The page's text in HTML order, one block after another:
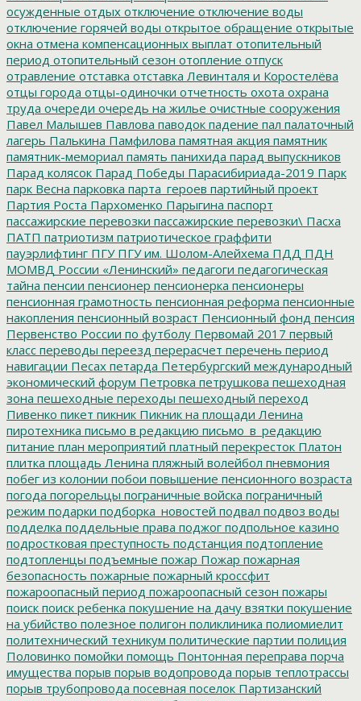
осужденные отдых отключение отключение воды
отключение горячей воды открытое обращение открытые
окна отмена компенсационных выплат отопительный
период отопительный сезон отопление отпуск
отравление отставка отставка Левинталя и Коростелёва
отцы города отцы-одиночки отчетность охота охрана
труда очереди очередь на жилье очистные сооружения
Павел Малышев Павлова паводок падение пал палаточный
лагерь Палькина Памфилова памятная акция памятник
памятник-мемориал память панихида парад выпускников
Парад колясок Парад Победы Парасибириада-2019 Парк
парк Весна парковка парта_героев партийный проект
Партия Роста Пархоменко Парыгина паспорт
пассажирские перевозки пассажирские перевозки\ Пасха
ПАТП патриотизм патриотическое граффити
пауэрлифтинг ПГУПГУ им. Шолом-Алейхема ПДД ПДН
МОМВД России «Ленинский» педагоги педагогическая
тайна пенсии пенсионер пенсионерка пенсионеры
пенсионная грамотность пенсионная реформа пенсионные
накопления пенсионный возраст Пенсионный фонд пенсия
Первенство России по футболу Первомай 2017 первый
класс переводы переезд перерасчет перечень период
навигации Песах петарда Петербургский международный
экономический форум Петровка петрушкова пешеходная
зона пешеходные переходы пешеходный переход
Пивенко пикет пикник Пикник на площади Ленина
пиротехника письмо в редакцию письмо_в_редакцию
питание план мероприятий платный перекресток Платон
плитка площадь Ленина пляжный волейбол пневмония
побег из колонии побои повышение пенсионного возраста
погода погорельцы пограничные войска пограничный
режим подарки подборка_новостей подвал подвоз воды
подделка поддельные права поджог подпольное казино
подростковая преступность подстанция подтопление
подтопленцы подъемные пожар Пожар пожарная
безопасность пожарные пожарный кроссфит
пожароопасный период пожароопасный сезон пожары
поиск поиск ребенка покушение на дачу взятки покушение
на убийство полезное полигон поликлиника полиомиелит
политехнический техникум политические партии полиция
Половинко помойки помощь Понтонная переправа порча
имущества порыв порыв водопровода порыв теплотрассы
порыв трубопровода посевная поселок Партизанский